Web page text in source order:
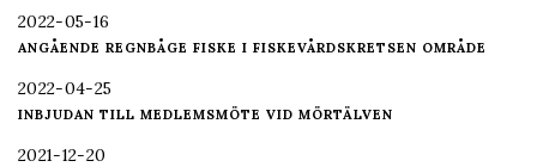
2022-05-16
ANGÅENDE REGNBÅGE FISKE I FISKEVÅRDSKRETSEN OMRÅDE
2022-04-25
INBJUDAN TILL MEDLEMSMÖTE VID MÖRTÄLVEN
2021-12-20